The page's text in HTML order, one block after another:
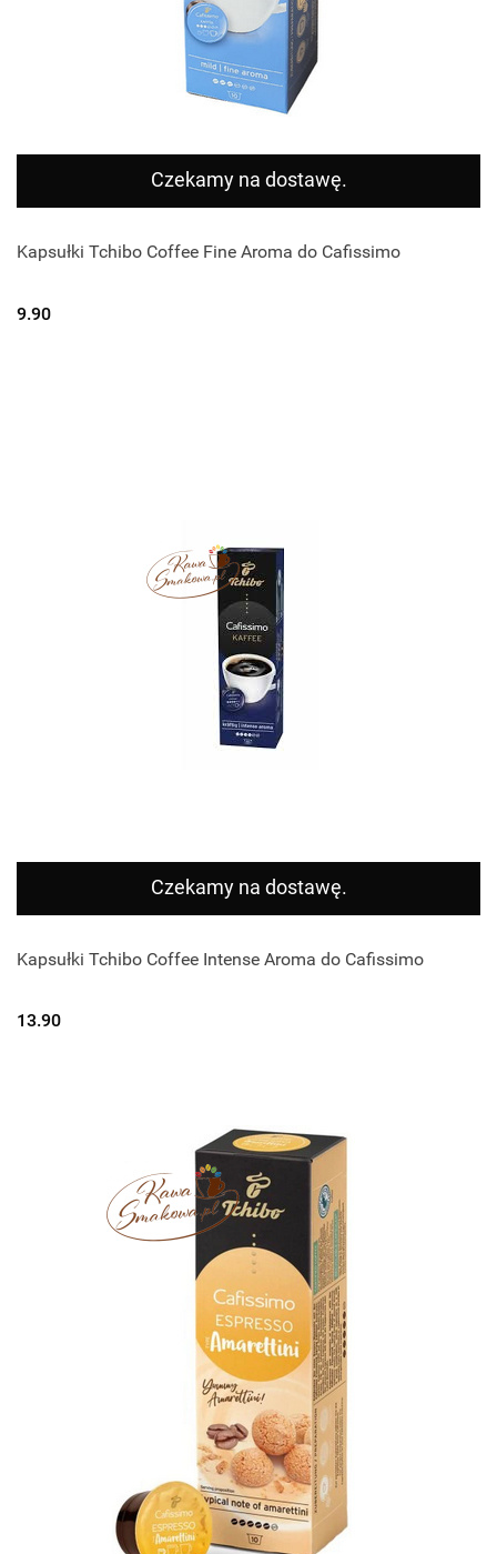
Czekamy na dostawę.
Kapsułki Tchibo Coffee Fine Aroma do Cafissimo
9.90
Czekamy na dostawę.
Kapsułki Tchibo Coffee Intense Aroma do Cafissimo
13.90